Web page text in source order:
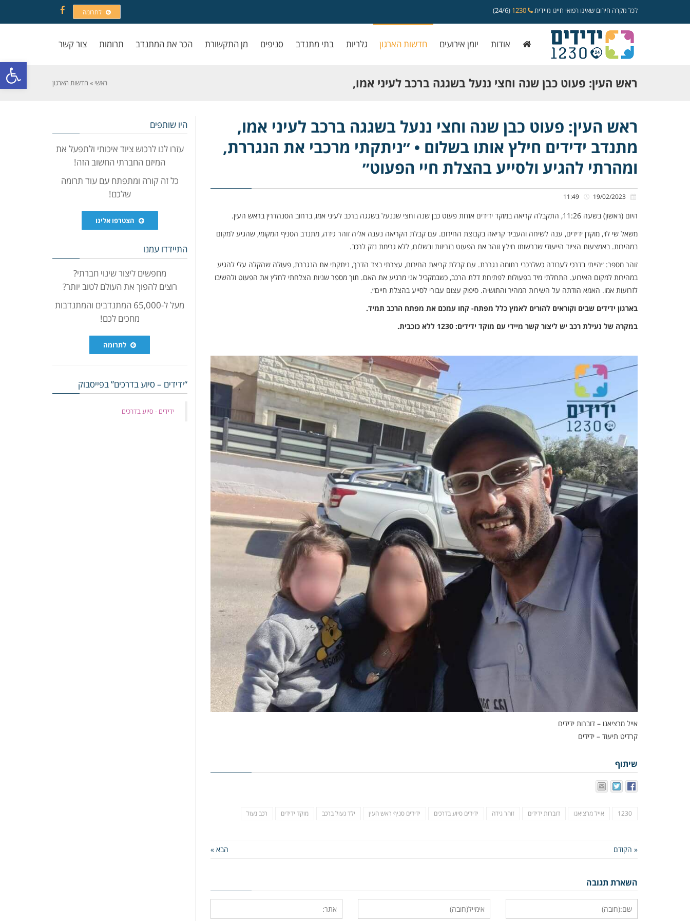
פתח
לכל מקרה חירום שאינו רפואי חייגו מיידית (24/6) לתרומה
Facebook
אודות יומן אירועים חדשות הארגון גלריות בתי מתנדב סניפים מן התקשורת הכר את המתנדב תרומות צור קשר
ראש העין: פעוט כבן שנה וחצי ננעל בשגגה ברכב לעיני אמו,
מתנדב ידידים חילץ אותו בשלום • ״ניתקתי מרכבי את
הנגררת, ומהרתי להגיע ולסייע בהצלת חיי הפעוט״
ראשי » חדשות הארגון
ראש העין: פעוט כבן שנה וחצי ננעל בשגגה ברכב לעיני אמו,
מתנדב ידידים חילץ אותו בשלום • ״ניתקתי מרכבי את הנגררת,
ומהרתי להגיע ולסייע בהצלת חיי הפעוט״
היום (ראשון) בשעה 11:26, התקבלה קריאה במוקד ידידים אודות פעוט כבן שנה וחצי שננעל בשגגה ברכב לעיני אמו, ברחוב הסנהדרין בראש העין.
משאל שי לוי, מוקדן ידידים, ענה לשיחה והעביר קריאה בקבוצת החירום. עם קבלת הקריאה נענה אליה זוהר גידה, מתנדב הסניף המקומי, שהגיע למקום
במהירות. באמצעות הציוד הייעודי שברשותו חילץ זוהר את הפעוט בזריזות ובשלום, ללא גרימת נזק לרכב.
זוהר מספר: ״הייתי בדרכי לעבודה כשלרכבי רתומה נגררת. עם קבלת קריאת החירום, עצרתי בצד הדרך, ניתקתי את הנגררת, פעולה שהקלה עלי להגיע
במהירות למקום האירוע. התחלתי מיד בפעולות לפתיחת דלת הרכב, כשבמקביל אני מרגיע את האם. תוך מספר שניות הצלחתי לחלץ את הפעוט ולהשיבו
לזרועות אמו. האמא הודתה על השירות המהיר והתושיה. סיפוק עצום עבורי לסייע בהצלת חיים״.
בארגון ידידים שבים וקוראים להורים לאמץ כלל מפתח- קחו עמכם את מפתח הרכב תמיד.
במקרה של נעילת רכב יש ליצור קשר מיידי עם מוקד ידידים: 1230 ללא כוכבית.
אייל מרציאנו – דוברות ידידים
קרדיט תיעוד – ידידים
שיתוף
1230 אייל מרציאנו דוברות ידידים זוהר גידה ידידים סיוע בדרכים ידידים סניף ראש העין ילד נעול ברכב מוקד ידידים רכב נעול
« הקודם הבא »
השארת תגובה
היו שותפים
עזרו לנו לרכוש ציוד איכותי ולתפעל את
המיזם החברתי החשוב הזה!
כל זה קורה ומתפתח עם עוד תרומה
שלכם!
הצטרפו אלינו
התיידדו עמנו
מחפשים ליצור שינוי חברתי?
רוצים להפוך את העולם לטוב יותר?
מעל ל-65,000 המתנדבים והמתנדבות
מחכים לכם!
לתרומה
“ידידים – סיוע בדרכים” בפייסבוק
‏ידידים - סיוע בדרכים